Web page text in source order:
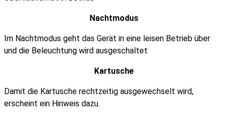
Nachtmodus
Im Nachtmodus geht das Gerät in eine leisen Betrieb über
und die Beleuchtung wird ausgeschaltet
Kartusche
Damit die Kartusche rechtzeitig ausgewechselt wird,
erscheint ein Hinweis dazu.